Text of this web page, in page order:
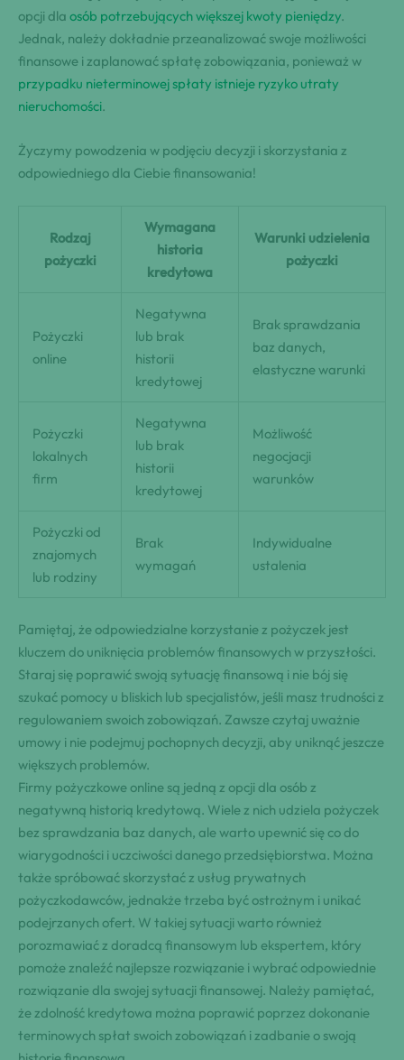
opcji dla osób potrzebujących większej kwoty pieniędzy.
Jednak, należy dokładnie przeanalizować swoje możliwości
finansowe i zaplanować spłatę zobowiązania, ponieważ w
przypadku nieterminowej spłaty istnieje ryzyko utraty
nieruchomości.
Życzymy powodzenia w podjęciu decyzji i skorzystania z
odpowiedniego dla Ciebie finansowania!
Rodzaj
pożyczki
Wymagana
historia
kredytowa
Warunki udzielenia
pożyczki
Pożyczki
online
Negatywna
lub brak
historii
kredytowej
Brak sprawdzania
baz danych,
elastyczne warunki
Pożyczki
lokalnych
firm
Negatywna
lub brak
historii
kredytowej
Możliwość
negocjacji
warunków
Pożyczki od
znajomych
lub rodziny
Brak
wymagań
Indywidualne
ustalenia
Pamiętaj, że odpowiedzialne korzystanie z pożyczek jest
kluczem do uniknięcia problemów finansowych w przyszłości.
Staraj się poprawić swoją sytuację finansową i nie bój się
szukać pomocy u bliskich lub specjalistów, jeśli masz trudności z
regulowaniem swoich zobowiązań. Zawsze czytaj uważnie
umowy i nie podejmuj pochopnych decyzji, aby uniknąć jeszcze
większych problemów.
Firmy pożyczkowe online są jedną z opcji dla osób z
negatywną historią kredytową. Wiele z nich udziela pożyczek
bez sprawdzania baz danych, ale warto upewnić się co do
wiarygodności i uczciwości danego przedsiębiorstwa. Można
także spróbować skorzystać z usług prywatnych
pożyczkodawców, jednakże trzeba być ostrożnym i unikać
podejrzanych ofert. W takiej sytuacji warto również
porozmawiać z doradcą finansowym lub ekspertem, który
pomoże znaleźć najlepsze rozwiązanie i wybrać odpowiednie
rozwiązanie dla swojej sytuacji finansowej. Należy pamiętać,
że zdolność kredytowa można poprawić poprzez dokonanie
terminowych spłat swoich zobowiązań i zadbanie o swoją